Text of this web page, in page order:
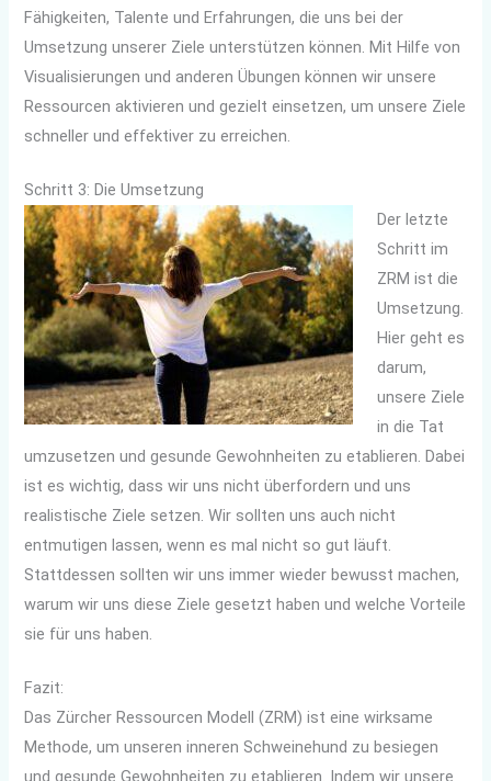
Fähigkeiten, Talente und Erfahrungen, die uns bei der
Umsetzung unserer Ziele unterstützen können. Mit Hilfe von
Visualisierungen und anderen Übungen können wir unsere
Ressourcen aktivieren und gezielt einsetzen, um unsere Ziele
schneller und effektiver zu erreichen.
Schritt 3: Die Umsetzung
Der letzte
Schritt im
ZRM ist die
Umsetzung.
Hier geht es
darum,
unsere Ziele
in die Tat
umzusetzen und gesunde Gewohnheiten zu etablieren. Dabei
ist es wichtig, dass wir uns nicht überfordern und uns
realistische Ziele setzen. Wir sollten uns auch nicht
entmutigen lassen, wenn es mal nicht so gut läuft.
Stattdessen sollten wir uns immer wieder bewusst machen,
warum wir uns diese Ziele gesetzt haben und welche Vorteile
sie für uns haben.
Fazit:
Das Zürcher Ressourcen Modell (ZRM) ist eine wirksame
Methode, um unseren inneren Schweinehund zu besiegen
und gesunde Gewohnheiten zu etablieren. Indem wir unsere